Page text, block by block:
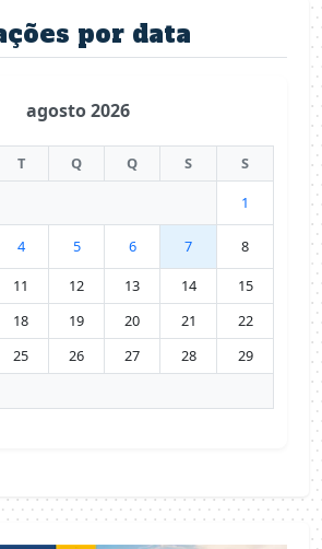
por data
agosto 2026
T Q Q S
S
1
4 5 6 7
8
11 12 13 14
15
18 19 20 21
22
25 26 27 28
29